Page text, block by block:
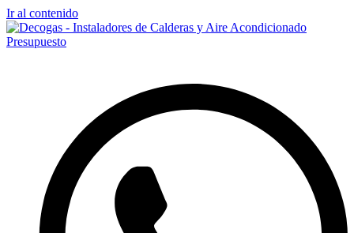
Ir al contenido
Presupuesto